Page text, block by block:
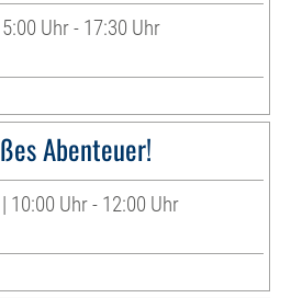
Uhr - 17:30 Uhr
Abenteuer!
Uhr - 12:00 Uhr